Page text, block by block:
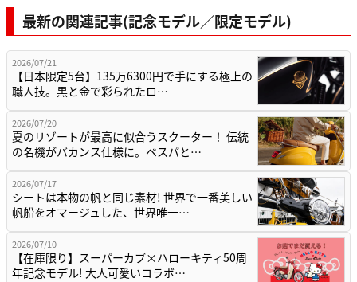
最新の関連記事(記念モデル／限定モデル)
2026/07/21
【日本限定5台】135万6300円で手にする極上の
職人技。黒と金で彩られたロ…
2026/07/20
夏のリゾートが最高に似合うスクーター！ 伝統
の名機がバカンス仕様に。ベスパと…
2026/07/17
シートは本物の帆と同じ素材! 世界で一番美しい
帆船をオマージュした、世界唯一…
2026/07/10
【在庫限り】スーパーカブ×ハローキティ50周
年記念モデル! 大人可愛いコラボ…